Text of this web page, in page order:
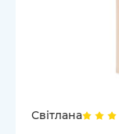
Світлана